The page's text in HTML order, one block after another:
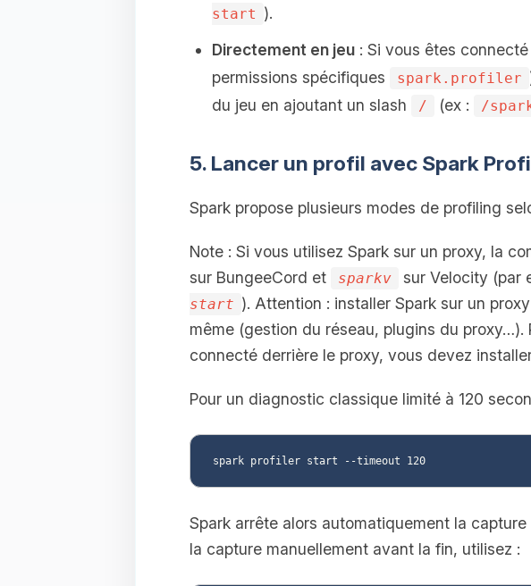
start ).
Directement en jeu: Si vous êtes
permissions spécifiques
spark.profiler
du jeu en ajoutant un slash
/ (ex : /
5. Lancer un profil avec Spark
Spark propose plusieurs modes de profiling
Note : Si vous utilisez Spark sur un proxy, la
sur BungeeCord et sparkv sur Velocity (par
start ). Attention : installer Spark sur un
même (gestion du réseau, plugins du
connecté derrière le proxy, vous devez
Pour un diagnostic classique limité à 120
spark profiler start --timeout 120
Spark arrête alors automatiquement la
la capture manuellement avant la fin, utilisez :